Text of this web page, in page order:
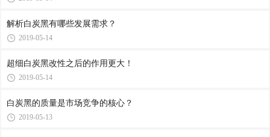
解析白炭黑有哪些发展需求？
2019-05-14
超细白炭黑改性之后的作用更大！
2019-05-14
白炭黑的质量是市场竞争的核心？
2019-05-13